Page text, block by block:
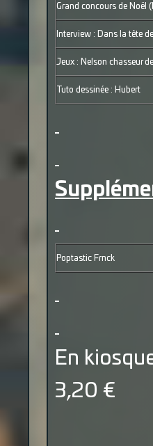
Grand concours de Noël
Interview : Dans la tête
Jeux : Nelson chasseur
Tuto dessinée : Hubert
Poptastic Frnck
En
3,20 €